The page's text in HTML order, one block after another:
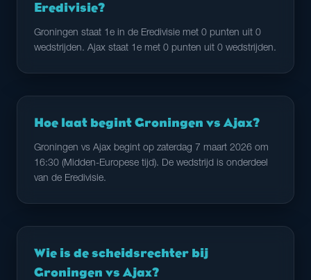
Eredivisie?
Groningen staat 1e in de Eredivisie met 0 punten uit 0
wedstrijden. Ajax staat 1e met 0 punten uit 0 wedstrijden.
Hoe laat begint Groningen vs Ajax?
Groningen vs Ajax begint op zaterdag 7 maart 2026 om
16:30 (Midden-Europese tijd). De wedstrijd is onderdeel
van de Eredivisie.
Wie is de scheidsrechter bij
Groningen vs Ajax?